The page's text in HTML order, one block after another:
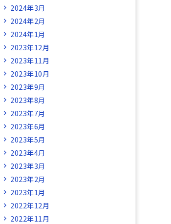
2024年3月
2024年2月
2024年1月
2023年12月
2023年11月
2023年10月
2023年9月
2023年8月
2023年7月
2023年6月
2023年5月
2023年4月
2023年3月
2023年2月
2023年1月
2022年12月
2022年11月